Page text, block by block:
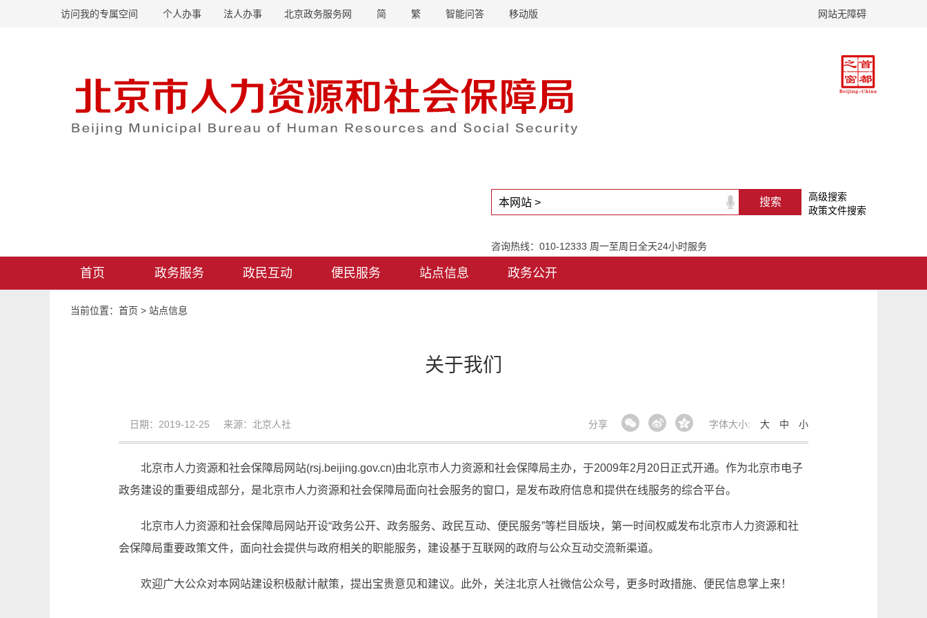
访问我的专属空间 个人办事 法人办事 北京政务服务网 简 繁 智能问答 移动版 网站无障碍
高级搜索
政策文件搜索
咨询热线：010-12333 周一至周日全天24小时服务
首页 政务服务 政民互动 便民服务 站点信息 政务公开
当前位置： 首页 > 站点信息
关于我们
日期：2019-12-25 来源：北京人社 字体大小: 大 中 小
分享
北京市人力资源和社会保障局网站(rsj.beijing.gov.cn)由北京市人力资源和社会保障局主办，于2009年2月20日正式开通。作为北京市电子
政务建设的重要组成部分，是北京市人力资源和社会保障局面向社会服务的窗口，是发布政府信息和提供在线服务的综合平台。
北京市人力资源和社会保障局网站开设“政务公开、政务服务、政民互动、便民服务”等栏目版块，第一时间权威发布北京市人力资源和社
会保障局重要政策文件，面向社会提供与政府相关的职能服务，建设基于互联网的政府与公众互动交流新渠道。
欢迎广大公众对本网站建设积极献计献策，提出宝贵意见和建议。此外，关注北京人社微信公众号，更多时政措施、便民信息掌上来！